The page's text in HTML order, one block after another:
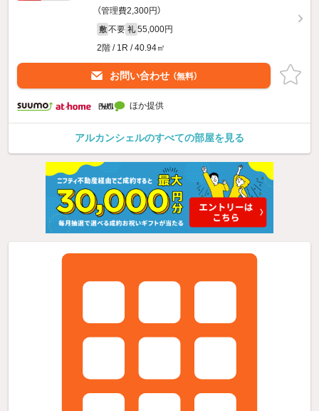
（管理費2,300円）
敷 不要 礼 55,000円
2階 / 1R / 40.94㎡
お問い合わせ （無料）
ほか提供
アルカンシェルのすべての部屋を見る